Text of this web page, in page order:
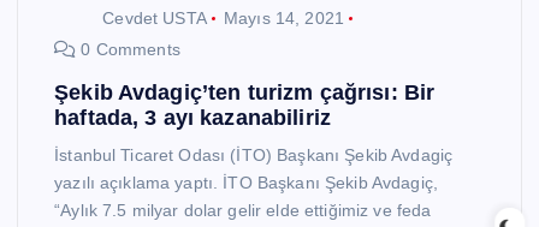
Cevdet USTA
Mayıs 14, 2021
0 Comments
Şekib Avdagiç’ten turizm çağrısı: Bir
haftada, 3 ayı kazanabiliriz
İstanbul Ticaret Odası (İTO) Başkanı Şekib Avdagiç
yazılı açıklama yaptı. İTO Başkanı Şekib Avdagiç,
“Aylık 7.5 milyar dolar gelir elde ettiğimiz ve feda